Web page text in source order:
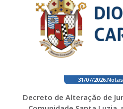
31/07/2026.
Decreto de Alteração de